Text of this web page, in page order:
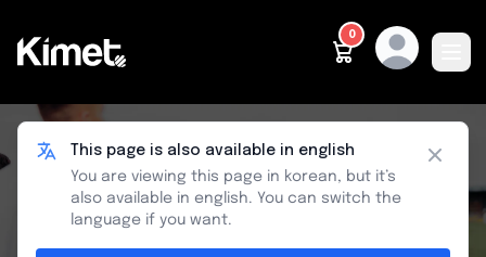
0
Team
This page is also available in english
You are viewing this page in korean, but it’s
also available in english. You can switch the
language if you want.
Close